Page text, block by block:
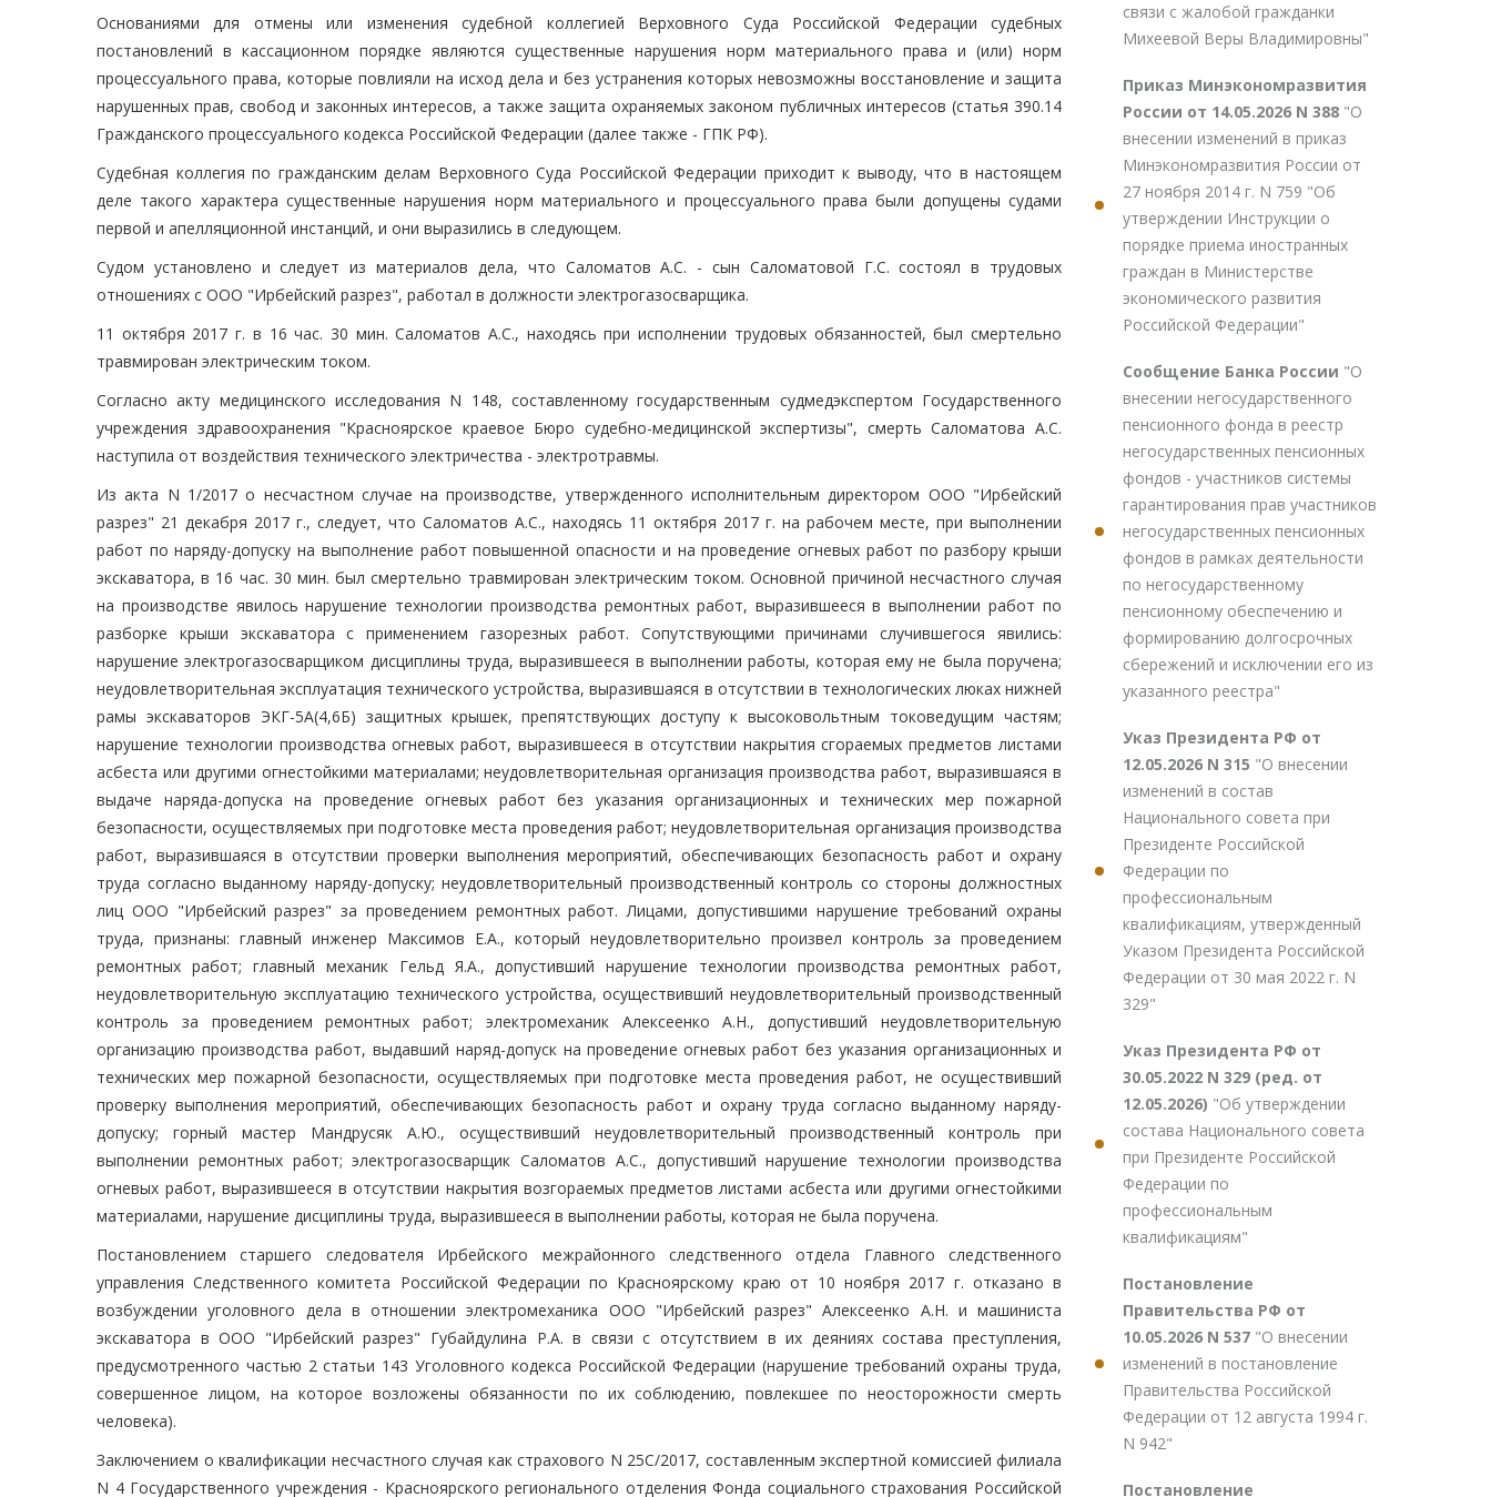
Основаниями для отмены или изменения судебной коллегией Верховного Суда Российской Федерации судебных
постановлений в кассационном порядке являются существенные нарушения норм материального права и (или) норм
процессуального права, которые повлияли на исход дела и без устранения которых невозможны восстановление и защита
нарушенных прав, свобод и законных интересов, а также защита охраняемых законом публичных интересов (статья 390.14
Гражданского процессуального кодекса Российской Федерации (далее также - ГПК РФ).
Судебная коллегия по гражданским делам Верховного Суда Российской Федерации приходит к выводу, что в настоящем
деле такого характера существенные нарушения норм материального и процессуального права были допущены судами
первой и апелляционной инстанций, и они выразились в следующем.
Судом установлено и следует из материалов дела, что Саломатов А.С. - сын Саломатовой Г.С. состоял в трудовых
отношениях с ООО "Ирбейский разрез", работал в должности электрогазосварщика.
11 октября 2017 г. в 16 час. 30 мин. Саломатов А.С., находясь при исполнении трудовых обязанностей, был смертельно
травмирован электрическим током.
Согласно акту медицинского исследования N 148, составленному государственным судмедэкспертом Государственного
учреждения здравоохранения "Красноярское краевое Бюро судебно-медицинской экспертизы", смерть Саломатова А.С.
наступила от воздействия технического электричества - электротравмы.
Из акта N 1/2017 о несчастном случае на производстве, утвержденного исполнительным директором ООО "Ирбейский
разрез" 21 декабря 2017 г., следует, что Саломатов А.С., находясь 11 октября 2017 г. на рабочем месте, при выполнении
работ по наряду-допуску на выполнение работ повышенной опасности и на проведение огневых работ по разбору крыши
экскаватора, в 16 час. 30 мин. был смертельно травмирован электрическим током. Основной причиной несчастного случая
на производстве явилось нарушение технологии производства ремонтных работ, выразившееся в выполнении работ по
разборке крыши экскаватора с применением газорезных работ. Сопутствующими причинами случившегося явились:
нарушение электрогазосварщиком дисциплины труда, выразившееся в выполнении работы, которая ему не была поручена;
неудовлетворительная эксплуатация технического устройства, выразившаяся в отсутствии в технологических люках нижней
рамы экскаваторов ЭКГ-5А(4,6Б) защитных крышек, препятствующих доступу к высоковольтным токоведущим частям;
нарушение технологии производства огневых работ, выразившееся в отсутствии накрытия сгораемых предметов листами
асбеста или другими огнестойкими материалами; неудовлетворительная организация производства работ, выразившаяся в
выдаче наряда-допуска на проведение огневых работ без указания организационных и технических мер пожарной
безопасности, осуществляемых при подготовке места проведения работ; неудовлетворительная организация производства
работ, выразившаяся в отсутствии проверки выполнения мероприятий, обеспечивающих безопасность работ и охрану
труда согласно выданному наряду-допуску; неудовлетворительный производственный контроль со стороны должностных
лиц ООО "Ирбейский разрез" за проведением ремонтных работ. Лицами, допустившими нарушение требований охраны
труда, признаны: главный инженер Максимов Е.А., который неудовлетворительно произвел контроль за проведением
ремонтных работ; главный механик Гельд Я.А., допустивший нарушение технологии производства ремонтных работ,
неудовлетворительную эксплуатацию технического устройства, осуществивший неудовлетворительный производственный
контроль за проведением ремонтных работ; электромеханик Алексеенко А.Н., допустивший неудовлетворительную
организацию производства работ, выдавший наряд-допуск на проведение огневых работ без указания организационных и
технических мер пожарной безопасности, осуществляемых при подготовке места проведения работ, не осуществивший
проверку выполнения мероприятий, обеспечивающих безопасность работ и охрану труда согласно выданному наряду-
допуску; горный мастер Мандрусяк А.Ю., осуществивший неудовлетворительный производственный контроль при
выполнении ремонтных работ; электрогазосварщик Саломатов А.С., допустивший нарушение технологии производства
огневых работ, выразившееся в отсутствии накрытия возгораемых предметов листами асбеста или другими огнестойкими
материалами, нарушение дисциплины труда, выразившееся в выполнении работы, которая не была поручена.
Постановлением старшего следователя Ирбейского межрайонного следственного отдела Главного следственного
управления Следственного комитета Российской Федерации по Красноярскому краю от 10 ноября 2017 г. отказано в
возбуждении уголовного дела в отношении электромеханика ООО "Ирбейский разрез" Алексеенко А.Н. и машиниста
экскаватора в ООО "Ирбейский разрез" Губайдулина Р.А. в связи с отсутствием в их деяниях состава преступления,
предусмотренного частью 2 статьи 143 Уголовного кодекса Российской Федерации (нарушение требований охраны труда,
совершенное лицом, на которое возложены обязанности по их соблюдению, повлекшее по неосторожности смерть
человека).
Заключением о квалификации несчастного случая как страхового N 25С/2017, составленным экспертной комиссией филиала
N 4 Государственного учреждения - Красноярского регионального отделения Фонда социального страхования Российской
связи с жалобой гражданки
Михеевой Веры Владимировны"
Приказ Минэкономразвития
России от 14.05.2026 N 388 "О
внесении изменений в приказ
Минэкономразвития России от
27 ноября 2014 г. N 759 "Об
утверждении Инструкции о
порядке приема иностранных
граждан в Министерстве
экономического развития
Российской Федерации"
Сообщение Банка России "О
внесении негосударственного
пенсионного фонда в реестр
негосударственных пенсионных
фондов - участников системы
гарантирования прав участников
негосударственных пенсионных
фондов в рамках деятельности
по негосударственному
пенсионному обеспечению и
формированию долгосрочных
сбережений и исключении его из
указанного реестра"
Указ Президента РФ от
12.05.2026 N 315 "О внесении
изменений в состав
Национального совета при
Президенте Российской
Федерации по
профессиональным
квалификациям, утвержденный
Указом Президента Российской
Федерации от 30 мая 2022 г. N
329"
Указ Президента РФ от
30.05.2022 N 329 (ред. от
12.05.2026) "Об утверждении
состава Национального совета
при Президенте Российской
Федерации по
профессиональным
квалификациям"
Постановление
Правительства РФ от
10.05.2026 N 537 "О внесении
изменений в постановление
Правительства Российской
Федерации от 12 августа 1994 г.
N 942"
Постановление